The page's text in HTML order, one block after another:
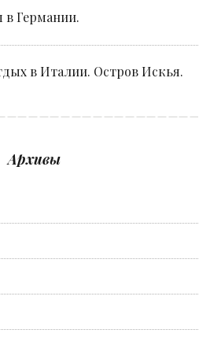
Германии.
в Италии. Остров Искья.
Архивы